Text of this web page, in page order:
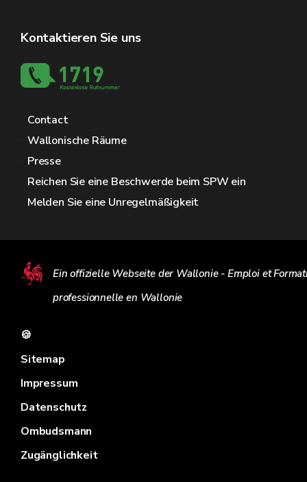
Kontaktieren Sie uns
Contact
Wallonische Räume
Presse
Reichen Sie eine Beschwerde beim SPW ein
Melden Sie eine Unregelmäßigkeit
Ein offizielle Webseite der Wallonie - Emploi et
professionnelle en Wallonie
🍪
Sitemap
Impressum
Datenschutz
Ombudsmann
Zugänglichkeit